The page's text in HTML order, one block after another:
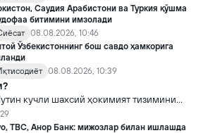
Саудия Арабистони ва Туркия қўшма
битимини имзолади
08.08.2026, 10:46
Ўзбекистоннинг бош савдо ҳамкорига
08.08.2026, 10:39
кучли шахсий ҳокимият тизимини
ким келиши ва ҳокимиятни
ҳали ноаниқ. Таҳлилчилар фикрича, бу
TBC, Анор Банк: мижозлар билан ишлашда